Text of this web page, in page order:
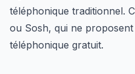
téléphonique traditionnel.
ou Sosh, qui ne
téléphonique gratuit.